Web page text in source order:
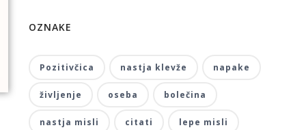
OZNAKE
Pozitivčica nastja klevže napake
življenje oseba bolečina
nastja misli citati lepe misli